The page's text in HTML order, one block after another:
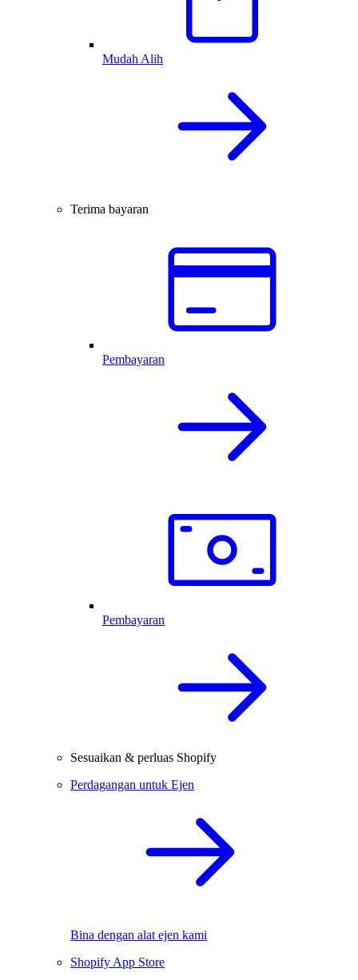
Mudah Alih
Terima bayaran
Pembayaran
Pembayaran
Sesuaikan & perluas Shopify
Perdagangan untuk Ejen
Bina dengan alat ejen kami
Shopify App Store